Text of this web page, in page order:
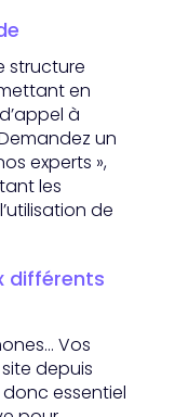
structure
en
à
un
experts »,
les
de
différents
Vos
depuis
essentiel